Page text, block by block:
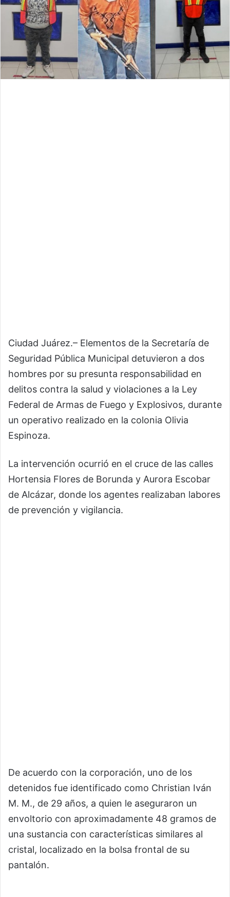
Ciudad Juárez.– Elementos de la Secretaría de
Seguridad Pública Municipal detuvieron a dos
hombres por su presunta responsabilidad en
delitos contra la salud y violaciones a la Ley
Federal de Armas de Fuego y Explosivos, durante
un operativo realizado en la colonia Olivia
Espinoza.
La intervención ocurrió en el cruce de las calles
Hortensia Flores de Borunda y Aurora Escobar
de Alcázar, donde los agentes realizaban labores
de prevención y vigilancia.
De acuerdo con la corporación, uno de los
detenidos fue identificado como Christian Iván
M. M., de 29 años, a quien le aseguraron un
envoltorio con aproximadamente 48 gramos de
una sustancia con características similares al
cristal, localizado en la bolsa frontal de su
pantalón.